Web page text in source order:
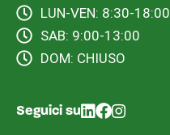
LUN-VEN: 8:30-18:00
SAB: 9:00-13:00
DOM: CHIUSO
Seguici su